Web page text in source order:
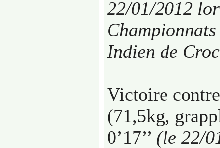
22/01/2012
Indien de
Victoire
(71,5kg,
0’17’’ (le 22/